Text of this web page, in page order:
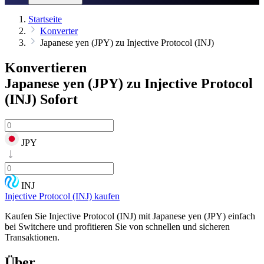
Startseite
Konverter
Japanese yen (JPY) zu Injective Protocol (INJ)
Konvertieren
Japanese yen (JPY) zu Injective Protocol
(INJ) Sofort
JPY
INJ
Injective Protocol (INJ) kaufen
Kaufen Sie Injective Protocol (INJ) mit Japanese yen (JPY) einfach
bei Switchere und profitieren Sie von schnellen und sicheren
Transaktionen.